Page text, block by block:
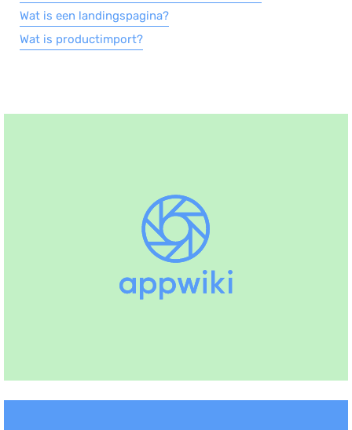
Wat is een landingspagina?
Wat is productimport?